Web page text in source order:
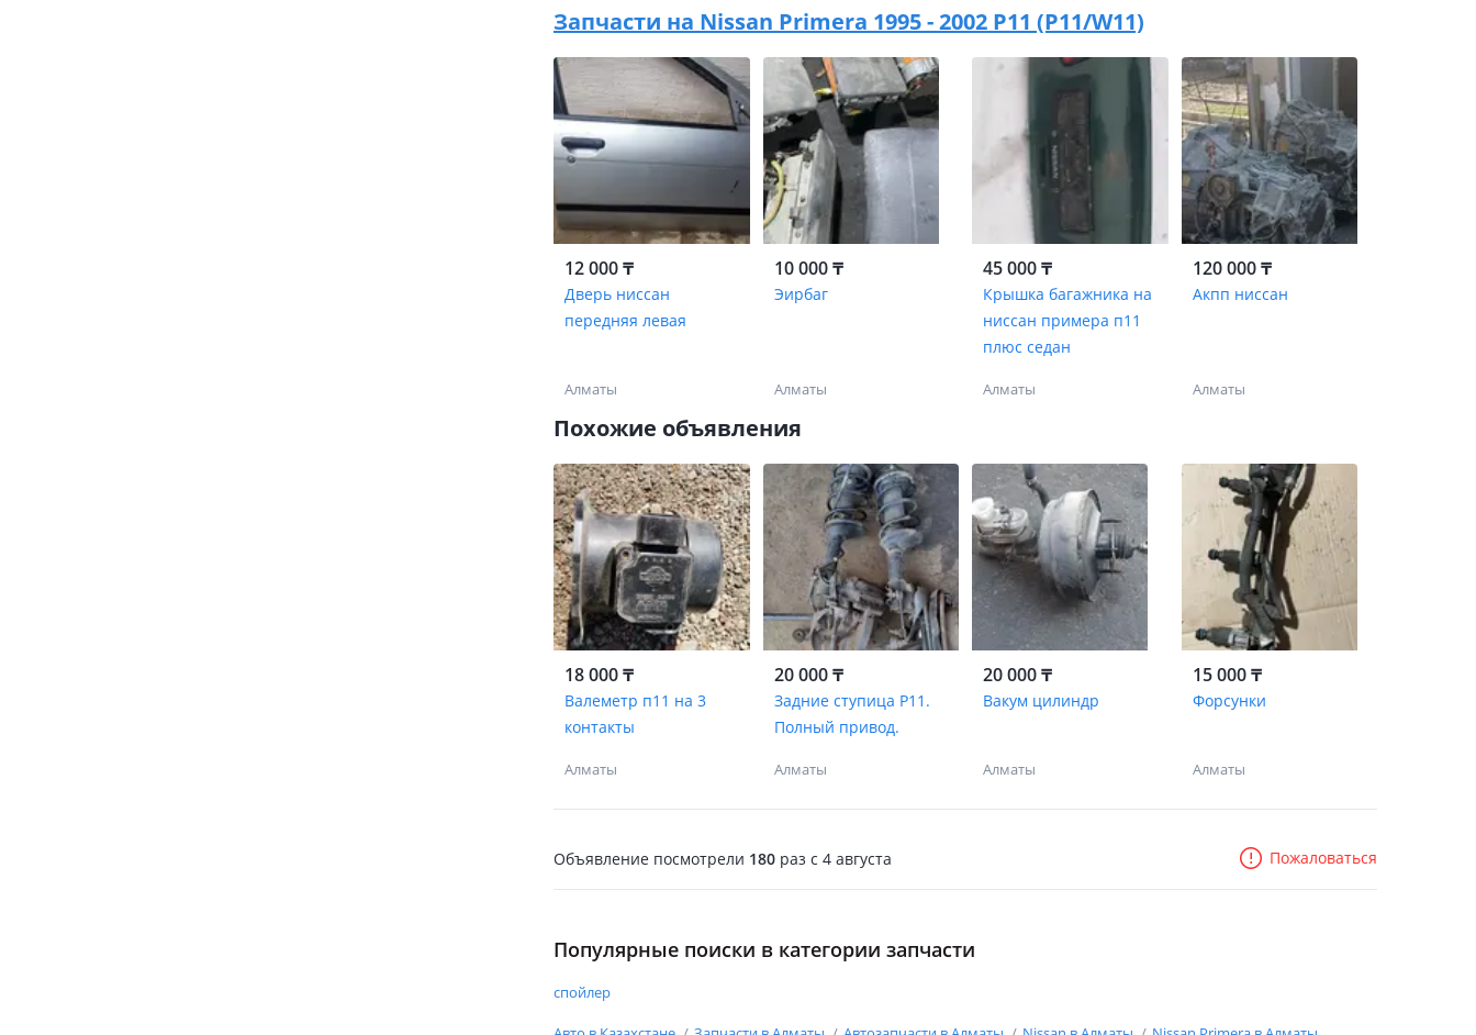
Запчасти на Nissan Primera 1995 - 2002 P11 (P11/W11)
12 000 ₸
Дверь ниссан
передняя левая
Алматы
10 000 ₸
Эирбаг
Алматы
45 000 ₸
Крышка багажника на
ниссан примера п11
плюс седан
Алматы
120 000 ₸
Акпп ниссан
Алматы
Похожие объявления
18 000 ₸
Валеметр п11 на 3
контакты
Алматы
20 000 ₸
Задние ступица P11.
Полный привод.
Алматы
20 000 ₸
Вакум цилиндр
Алматы
15 000 ₸
Форсунки
Алматы
Объявление посмотрели 180 раз c 4 августа Пожаловаться
Популярные поиски в категории запчасти
спойлер